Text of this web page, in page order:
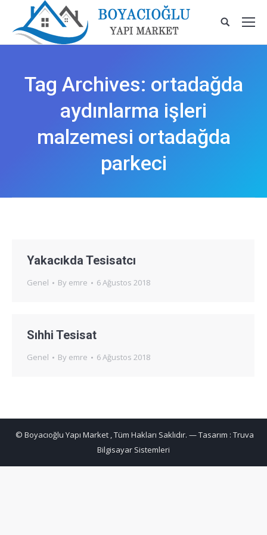
Tag Archives: ortadağda
aydınlarma işleri
malzemesi ortadağda
parkeci
Yakacıkda Tesisatcı
Genel By emre 6 Ağustos 2018
Sıhhi Tesisat
Genel By emre 6 Ağustos 2018
© Boyacıoğlu Yapı Market , Tüm Hakları Saklıdır. — Tasarım : Truva
Bilgisayar Sistemleri